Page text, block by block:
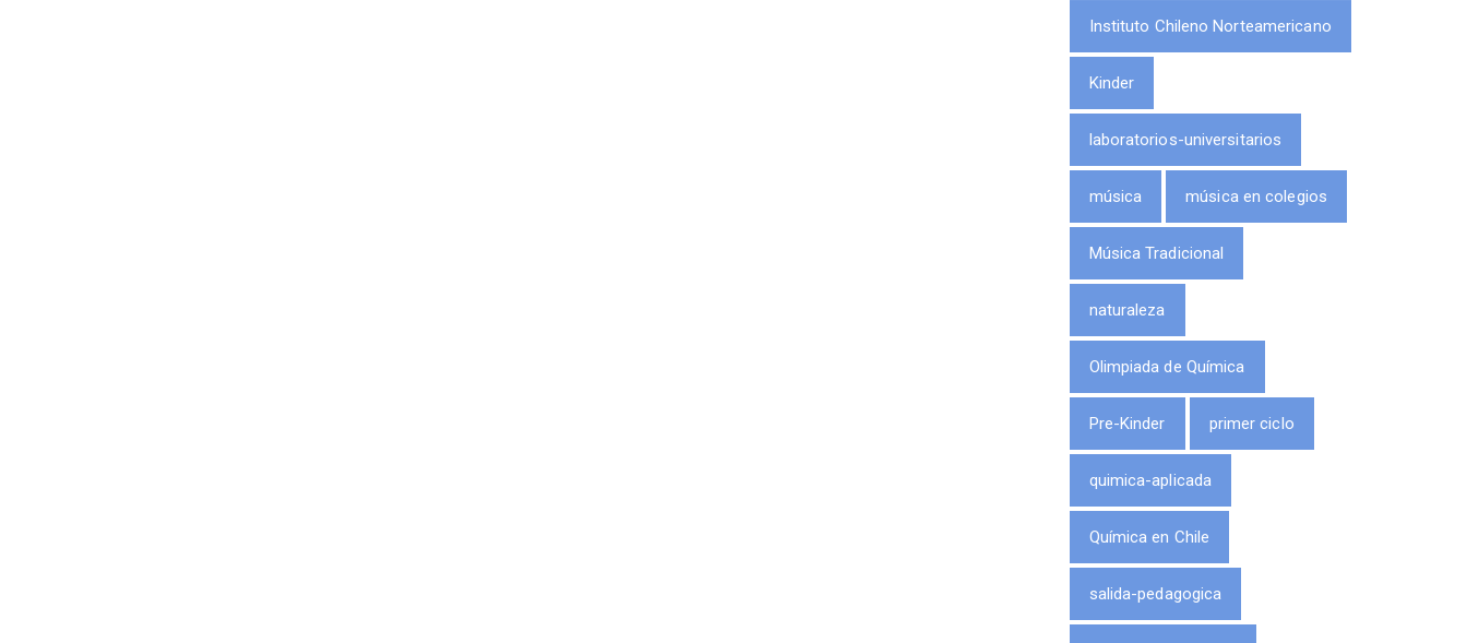
Instituto Chileno Norteamericano
Kinder
laboratorios-universitarios
música música en colegios
Música Tradicional
naturaleza
Olimpiada de Química
Pre-Kinder primer ciclo
quimica-aplicada
Química en Chile
salida-pedagogica